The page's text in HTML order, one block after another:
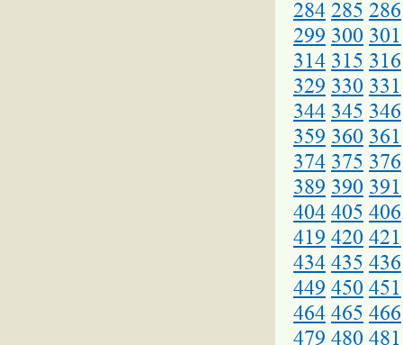
284 285 286
299 300 301
314 315 316
329 330 331
344 345 346
359 360 361
374 375 376
389 390 391
404 405 406
419 420 421
434 435 436
449 450 451
464 465 466
479 480 481